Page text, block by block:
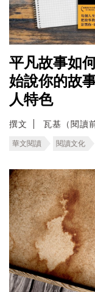
平凡故事如
始說你的故
人特色
撰文 瓦基（閱讀
華文閱讀 閱讀文化